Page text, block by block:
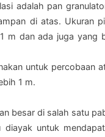
adalah pan
di atas. Ukuran
m dan ada juga yang
untuk percobaan
1 m.
besar di salah satu
untuk